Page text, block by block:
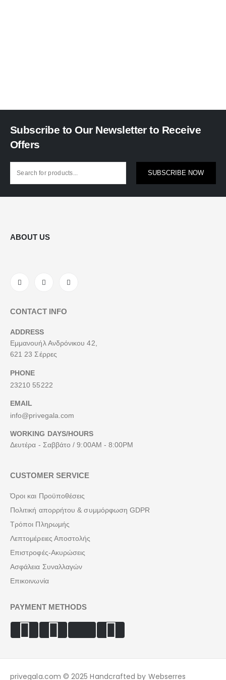
Subscribe to Our Newsletter to Receive
Offers
SUBSCRIBE NOW
ABOUT US
CONTACT INFO
ADDRESS
Εμμανουήλ Ανδρόνικου 42,
621 23 Σέρρες
PHONE
23210 55222
EMAIL
info@privegala.com
WORKING DAYS/HOURS
Δευτέρα - Σαββάτο / 9:00AM - 8:00PM
CUSTOMER SERVICE
Όροι και Προϋποθέσεις
Πολιτική απορρήτου & συμμόρφωση GDPR
Τρόποι Πληρωμής
Λεπτομέρειες Αποστολής
Επιστροφές-Ακυρώσεις
Ασφάλεια Συναλλαγών
Επικοινωνία
PAYMENT METHODS
privegala.com © 2025 Handcrafted by Webserres